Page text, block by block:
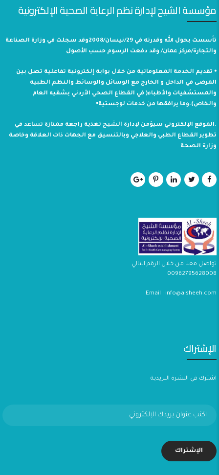
مؤسسة الشيح لإدارة نظم الرعاية الصحية الإلكترونية
تأسست بحول الله وقدرته في 29/نيسان/2008وقد سجلت في وزارة الصناعة
والتجارة/مركز عمان/ وقد دفعت الرسوم حسب الأصول
⦁ تقديم الخدمة المعلوماتية من خلال بوابة إلكترونية تفاعلية تصل بين
المرضى في الداخل و الخارج مع الوسائل والوسائط والنظم الطبية
والمستشفيات والأطباء( في القطاع الصحي الأردني بشقيه العام
والخاص).وما يرافقها من خدمات لوجستية⦁
.الموقع الإلكتروني سيؤمن لإدارة الشيح تغذية راجعة ممتازة تساعد في
تطوير القطاع الطبي والعلاجي وبالتنسيق مع الجهات ذات العلاقة وخاصة
وزارة الصحة
تواصل معنا من خلال الرقم التالي
00962795628008
Email : info@alsheeh.com
الإشتراك
اشترك في النشرة البريدية